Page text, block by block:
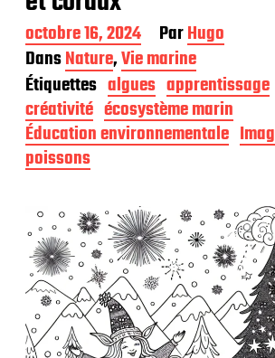
D
a
t
e
d
e
p
u
b
c
a
i
n
octobre 16, 2024 ParHugo
DansNature,Vie marine
Étiquettes algues apprentissage
créativité écosystème marin
Éducation environnementale
poissons